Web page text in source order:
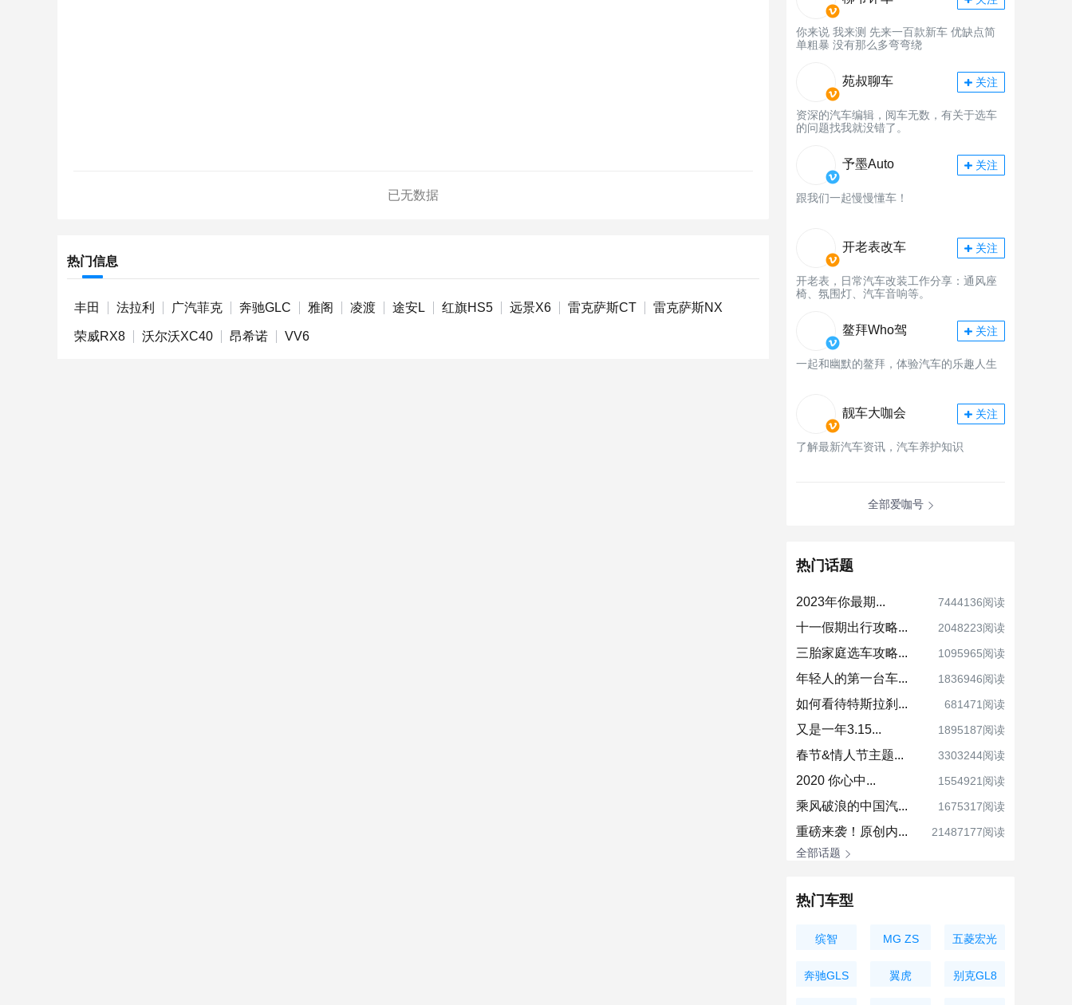
已无数据
热门信息
丰田 法拉利 广汽菲克 奔驰GLC 雅阁 凌渡 途安L 红旗HS5 远景X6 雷克萨斯CT 雷克萨斯NX
荣威RX8 沃尔沃XC40 昂希诺 VV6
你来说 我来测 先来一百款新车 优缺点简
单粗暴 没有那么多弯弯绕
苑叔聊车 关注
资深的汽车编辑，阅车无数，有关于选车
的问题找我就没错了。
予墨Auto 关注
跟我们一起慢慢懂车！
开老表改车 关注
开老表，日常汽车改装工作分享：通风座
椅、氛围灯、汽车音响等。
鳌拜Who驾 关注
一起和幽默的鳌拜，体验汽车的乐趣人生
靓车大咖会 关注
了解最新汽车资讯，汽车养护知识
全部爱咖号
热门话题
2023年你最期... 7444136阅读
十一假期出行攻略... 2048223阅读
三胎家庭选车攻略... 1095965阅读
年轻人的第一台车... 1836946阅读
如何看待特斯拉刹... 681471阅读
又是一年3.15... 1895187阅读
春节&情人节主题... 3303244阅读
2020 你心中... 1554921阅读
乘风破浪的中国汽... 1675317阅读
重磅来袭！原创内...
21487177阅读
全部话题
热门车型
缤智 MG ZS 五菱宏光
MINIEV
奔驰GLS 翼虎 别克GL8